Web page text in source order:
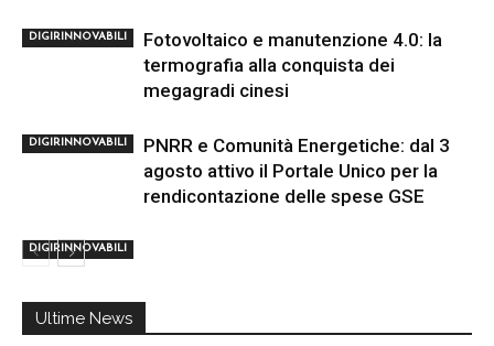
DIGIRINNOVABILI
DIGIRINNOVABILI
Fotovoltaico e manutenzione 4.0: la
termografia alla conquista dei
megagradi cinesi
DIGIRINNOVABILI
PNRR e Comunità Energetiche: dal 3
agosto attivo il Portale Unico per la
rendicontazione delle spese GSE
Ultime News